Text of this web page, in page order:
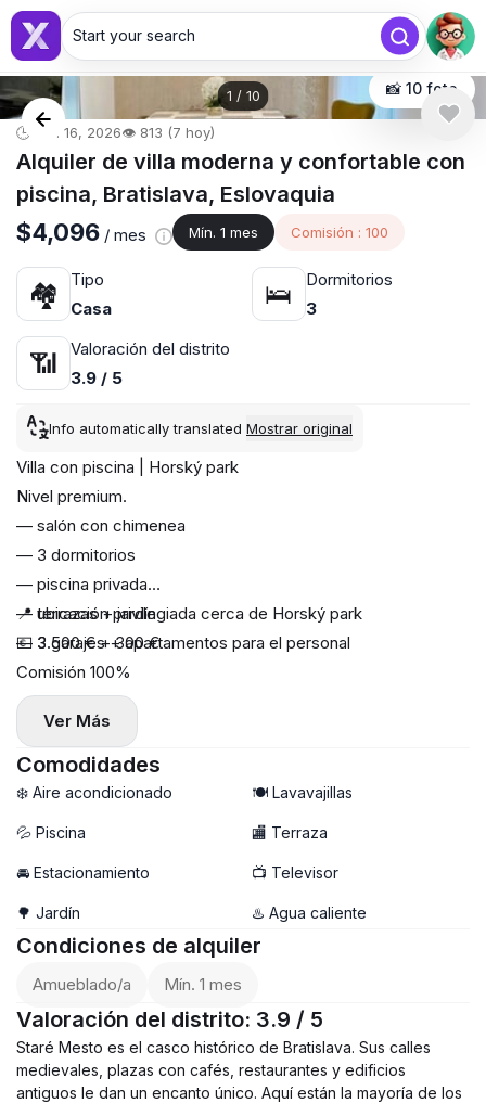
Start your search
1 / 10 📸 10 foto
🕒 abr. 16, 2026👁️ 813 (7 hoy)
Alquiler de villa moderna y confortable con
piscina, Bratislava, Eslovaquia
$4,096 / mes Mín. 1 mes Comisión : 100
🏘
Tipo
Casa
🛌
Dormitorios
3
📶
Valoración del distrito
3.9 / 5
Info automatically translated Mostrar original
Villa con piscina | Horský park
Nivel premium.
— salón con chimenea
— 3 dormitorios
— piscina privada
— terrazas + jardín
— 3 garajes + apartamentos para el personal
📍 ubicación privilegiada cerca de Horský park
💶 3.500 € + 300 €
Comisión 100%
Ver Más
Comodidades
❄️ Aire acondicionado 🍽️ Lavavajillas
💦 Piscina 🏬 Terraza
🚘 Estacionamiento 📺 Televisor
🌳 Jardín ♨️ Agua caliente
Condiciones de alquiler
Amueblado/a Mín. 1 mes
Valoración del distrito: 3.9 / 5
Staré Mesto es el casco histórico de Bratislava. Sus calles
medievales, plazas con cafés, restaurantes y edificios
antiguos le dan un encanto único. Aquí están la mayoría de los